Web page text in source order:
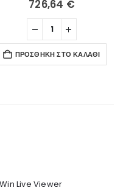
726,64 €
ΠΡΟΣΘΉΚΗ ΣΤΟ ΚΑΛΆΘΙ
Live Viewer